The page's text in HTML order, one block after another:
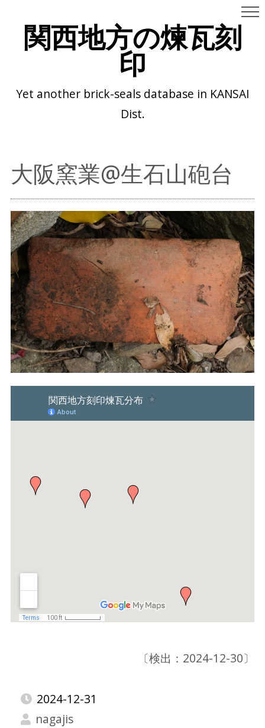
関西地方の煉瓦刻
印
Yet another brick-seals database in KANSAI
Dist.
大阪窯業@生石山砲台
〔検出：2024-12-30〕
2024-12-31
nagajis